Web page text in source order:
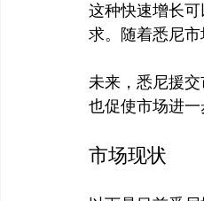
这种快速增长
求。随着悉尼
未来，悉尼援
市场现状